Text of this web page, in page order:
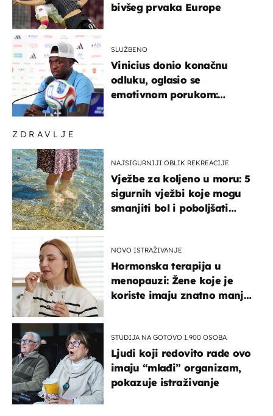
ZDRAVLJE
NAJSIGURNIJI OBLIK REKREACIJE
Vježbe za koljeno u moru: 5
sigurnih vježbi koje mogu
smanjiti bol i poboljšati
NOVO ISTRAŽIVANJE
Hormonska terapija u
menopauzi: Žene koje je
koriste imaju znatno manji
STUDIJA NA GOTOVO 1.900 OSOBA
Ljudi koji redovito rade ovo
imaju “mlađi” organizam,
pokazuje istraživanje
bivšeg prvaka Europe
SLUŽBENO
Vinicius donio konačnu
odluku, oglasio se
emotivnom porukom: